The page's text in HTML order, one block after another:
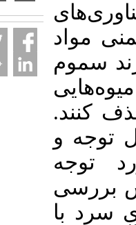
و
با